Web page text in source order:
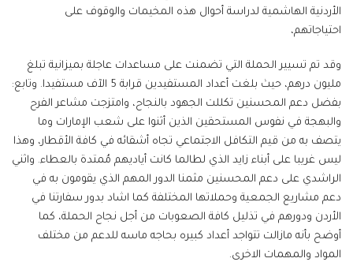
الأردنية الهاشمية لدراسة أحوال هذه المخيمات والوقوف على
احتياجاتهم،
وقد تم تسيير الحملة التي تضمنت على مساعدات عاجلة بميزانية تبلغ
مليون درهم، حيث بلغت أعداد المستفيدين قرابة 5 الآف مستفيدا. وتابع:
بفضل دعم المحسنين تكللت الجهود بالنجاح، وامتزجت مشاعر الفرح
والبهجة في نفوس المستحقين الذين أثنوا على شعب الإمارات وما
يتصف به من قيم التكافل الاجتماعي تجاه أشقائه في كافة الأقطار، وهذا
ليس غريبا على أبناء زايد الذي لطالما كانت أياديهم مُمتدة بالعطاء. واثني
الراشدي على دعم المحسنين مثمنا الدور المهم الذي يقومون به في
دعم مشاريع الجمعية وحملاتها المختلفة كما اشاد بدور سفارتنا في
الأردن ودورهم في تذليل كافة الصعوبات من أجل نجاح الحملة، كما
أوضح بأنه مازالت تتواجد أعداد كبيره بحاجه ماسه للدعم من مختلف
المواد والمهمات الاخرى.